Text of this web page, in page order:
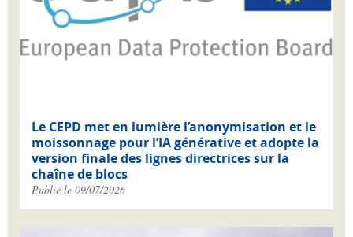
Le CEPD met en lumière l’anonymisation et le
moissonnage pour l’IA générative et adopte la
version finale des lignes directrices sur la
chaîne de blocs
Publié le 09/07/2026